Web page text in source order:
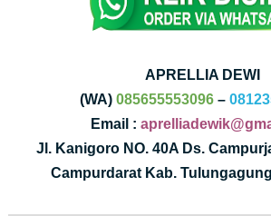
APRELLIA DEWI
(WA) 085655553096–
Email :
Jl. Kanigoro NO. 40A Ds.
Campurdarat Kab.